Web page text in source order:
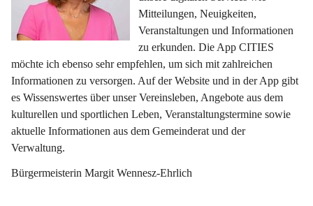
Mitteilungen, Neuigkeiten,
Veranstaltungen und Informationen
zu erkunden. Die App CITIES
möchte ich ebenso sehr empfehlen, um sich mit zahlreichen
Informationen zu versorgen. Auf der Website und in der App gibt
es Wissenswertes über unser Vereinsleben, Angebote aus dem
kulturellen und sportlichen Leben, Veranstaltungstermine sowie
aktuelle Informationen aus dem Gemeinderat und der
Verwaltung.
Bürgermeisterin Margit Wennesz-Ehrlich